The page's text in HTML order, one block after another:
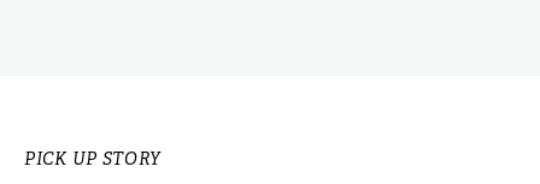
PICK UP STORY